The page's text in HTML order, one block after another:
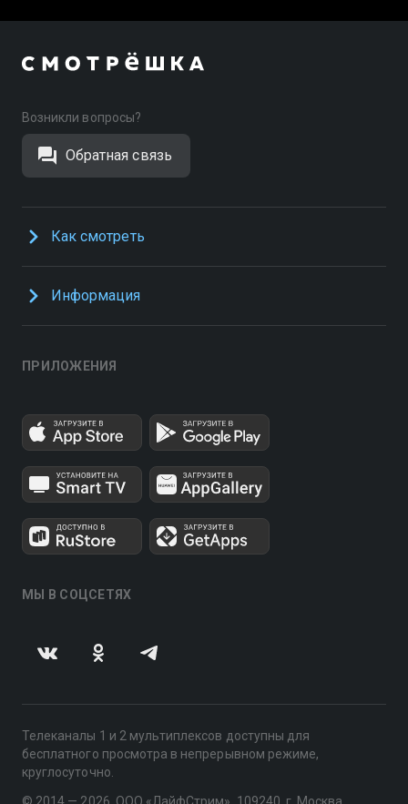
Возникли вопросы?
Обратная связь
Как смотреть
Информация
ПРИЛОЖЕНИЯ
МЫ В СОЦСЕТЯХ
Телеканалы 1 и 2 мультиплексов доступны для
бесплатного просмотра в непрерывном режиме,
круглосуточно.